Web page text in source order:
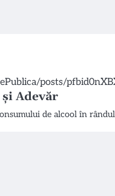
Adevăr
de alcool în